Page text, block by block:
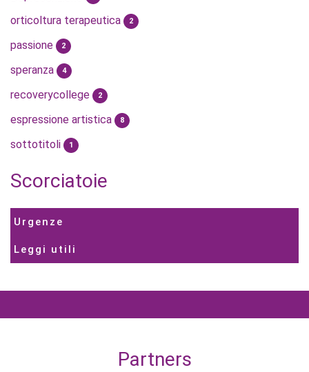
orticoltura terapeutica 2
passione 2
speranza 4
recoverycollege 2
espressione artistica 8
sottotitoli 1
Scorciatoie
Urgenze
Leggi utili
Partners